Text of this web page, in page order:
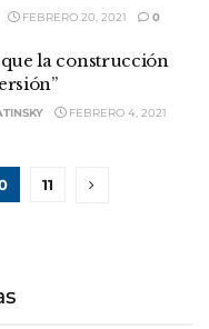
FEBRERO 20, 2021 0
que la construcción
FEBRERO 4, 2021
11